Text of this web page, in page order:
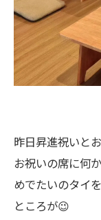
昨日昇進祝いと
お祝いの席に何
めでたいのタイ
ところが😉